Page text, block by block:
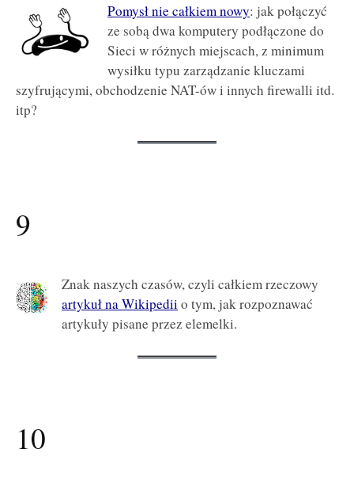
Pomysł nie całkiem nowy: jak połączyć
ze sobą dwa komputery podłączone do
Sieci w różnych miejscach, z minimum
wysiłku typu zarządzanie kluczami
szyfrującymi, obchodzenie NAT-ów i innych firewalli itd.
itp?
9
Znak naszych czasów, czyli całkiem rzeczowy
artykuł na Wikipedii o tym, jak rozpoznawać
artykuły pisane przez elemelki.
10